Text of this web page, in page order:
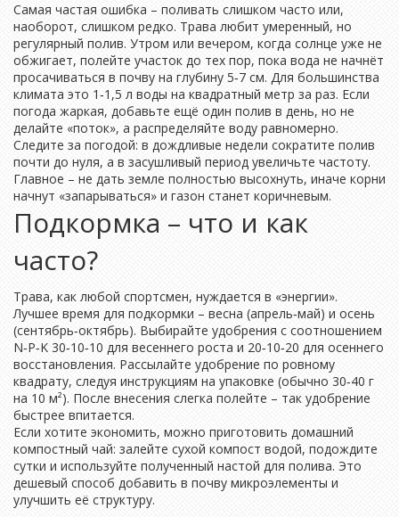
Самая частая ошибка – поливать слишком часто или,
наоборот, слишком редко. Трава любит умеренный, но
регулярный полив. Утром или вечером, когда солнце уже не
обжигает, полейте участок до тех пор, пока вода не начнёт
просачиваться в почву на глубину 5‑7 см. Для большинства
климата это 1‑1,5 л воды на квадратный метр за раз. Если
погода жаркая, добавьте ещё один полив в день, но не
делайте «поток», а распределяйте воду равномерно.
Следите за погодой: в дождливые недели сократите полив
почти до нуля, а в засушливый период увеличьте частоту.
Главное – не дать земле полностью высохнуть, иначе корни
начнут «запарываться» и газон станет коричневым.
Подкормка – что и как
часто?
Трава, как любой спортсмен, нуждается в «энергии».
Лучшее время для подкормки – весна (апрель‑май) и осень
(сентябрь‑октябрь). Выбирайте удобрения с соотношением
N‑P‑K 30‑10‑10 для весеннего роста и 20‑10‑20 для осеннего
восстановления. Рассылайте удобрение по ровному
квадрату, следуя инструкциям на упаковке (обычно 30‑40 г
на 10 м²). После внесения слегка полейте – так удобрение
быстрее впитается.
Если хотите экономить, можно приготовить домашний
компостный чай: залейте сухой компост водой, подождите
сутки и используйте полученный настой для полива. Это
дешевый способ добавить в почву микроэлементы и
улучшить её структуру.